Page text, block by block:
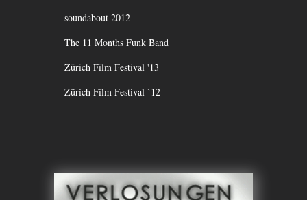
soundabout 2012
The 11 Months Funk Band
Zürich Film Festival '13
Zürich Film Festival `12